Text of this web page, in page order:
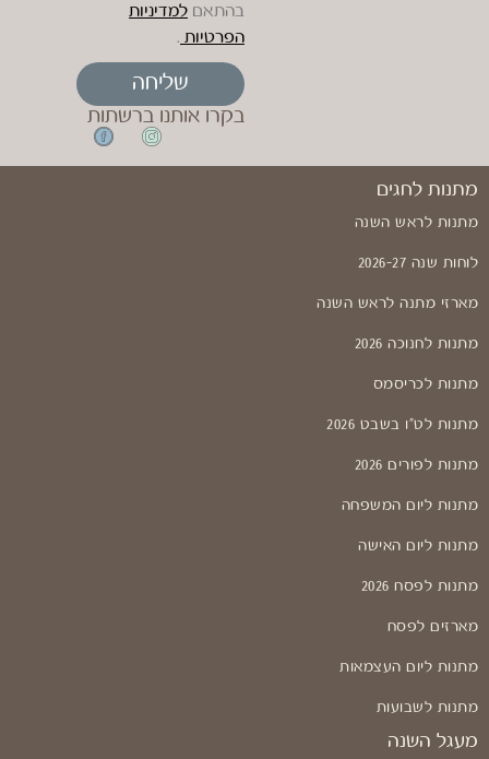
בהתאם למדיניות
הפרטיות .
שליחה
בקרו אותנו ברשתות
מתנות לחגים
מתנות לראש השנה
לוחות שנה 2026-27
מארזי מתנה לראש השנה
מתנות לחנוכה 2026
מתנות לכריסמס
מתנות לט"ו בשבט 2026
מתנות לפורים 2026
מתנות ליום המשפחה
מתנות ליום האישה
מתנות לפסח 2026
מארזים לפסח
מתנות ליום העצמאות
מתנות לשבועות
מעגל השנה